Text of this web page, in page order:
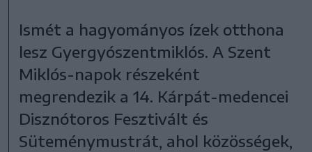
Ismét a hagyományos ízek otthona
lesz Gyergyószentmiklós. A Szent
Miklós-napok részeként
megrendezik a 14. Kárpát-medencei
Disznótoros Fesztivált és
Süteménymustrát, ahol közösségek,